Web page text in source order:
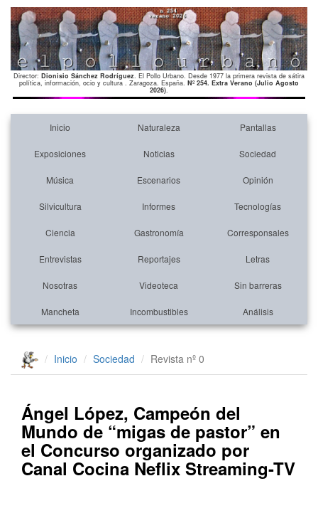
Director: Dionisio Sánchez Rodríguez. El Pollo Urbano. Desde 1977 la primera revista de sátira
política, información, ocio y cultura . Zaragoza. España. Nº 254. Extra Verano (Julio Agosto
2026).
Inicio Naturaleza Pantallas
Exposiciones Noticias Sociedad
Música Escenarios Opinión
Silvicultura Informes Tecnologías
Ciencia Gastronomía Corresponsales
Entrevistas Reportajes Letras
Nosotras Videoteca Sin barreras
Mancheta Incombustibles Análisis
Inicio Sociedad Revista nº 0
Ángel López, Campeón del
Mundo de “migas de pastor” en
el Concurso organizado por
Canal Cocina Neflix Streaming-TV